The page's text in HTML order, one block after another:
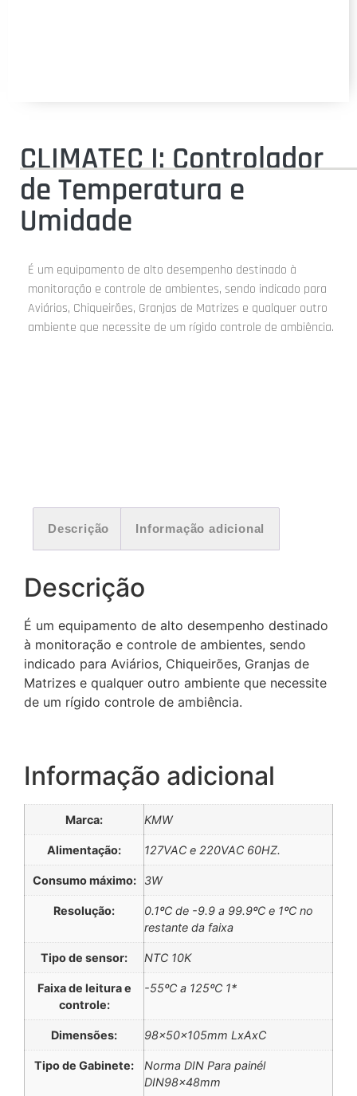
wordpress
CLIMATEC I: Controlador
de Temperatura e
Umidade
É um equipamento de alto desempenho destinado à
monitoração e controle de ambientes, sendo indicado para
Aviários, Chiqueirões, Granjas de Matrizes e qualquer outro
ambiente que necessite de um rígido controle de ambiência.
Descrição Informação adicional
Descrição
É um equipamento de alto desempenho destinado
à monitoração e controle de ambientes, sendo
indicado para Aviários, Chiqueirões, Granjas de
Matrizes e qualquer outro ambiente que necessite
de um rígido controle de ambiência.
Informação adicional
Marca: KMW
Alimentação: 127VAC e 220VAC 60HZ.
Consumo máximo: 3W
Resolução:
0.1ºC de -9.9 a 99.9ºC e 1ºC no
restante da faixa
Tipo de sensor: NTC 10K
Faixa de leitura e
controle:
-55ºC a 125ºC 1*
Dimensões: 98x50x105mm LxAxC
Tipo de Gabinete:
Norma DIN Para painél
DIN98x48mm